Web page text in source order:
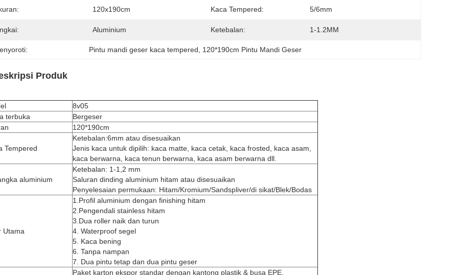
120x190cm Kaca Tempered: 5/6mm
Aluminium Ketebalan: 1-1.2MM
Pintu mandi geser kaca tempered 120*190cm Pintu Mandi Geser
Produk
8v05
terbuka
Bergeser
120*190cm
Tempered
Ketebalan:6mm atau disesuaikan
Jenis kaca untuk dipilih: kaca matte, kaca cetak, kaca frosted, kaca asam,
kaca berwarna, kaca tenun berwarna, kaca asam berwarna dll.
aluminium
Ketebalan: 1-1,2 mm
Saluran dinding aluminium hitam atau disesuaikan
Penyelesaian permukaan: Hitam/Kromium/Sandspliver/di sikat/Blek/Bodas
Utama
1.Profil aluminium dengan finishing hitam
2.Pengendali stainless hitam
3.Dua roller naik dan turun
4. Waterproof segel
5. Kaca bening
6. Tanpa nampan
7. Dua pintu tetap dan dua pintu geser
Paket karton ekspor standar dengan kantong plastik & busa EPE.